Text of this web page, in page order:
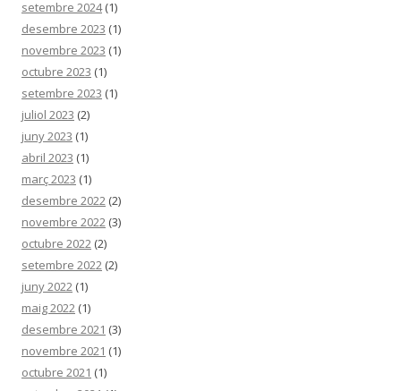
setembre 2024(1)
desembre 2023 (1)
novembre 2023 (1)
octubre 2023 (1)
setembre 2023 (1)
juliol 2023 (2)
juny 2023 (1)
abril 2023 (1)
març 2023 (1)
desembre 2022 (2)
novembre 2022 (3)
octubre 2022 (2)
setembre 2022 (2)
juny 2022 (1)
maig 2022 (1)
desembre 2021 (3)
novembre 2021 (1)
octubre 2021 (1)